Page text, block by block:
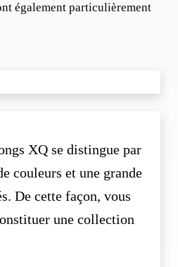
également particulièrement
XQ se distingue par
couleurs et une grande
De cette façon, vous
une collection